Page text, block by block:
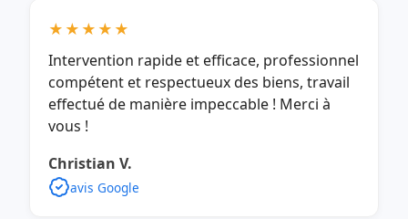
★★★★★
Intervention rapide et efficace, professionnel
compétent et respectueux des biens, travail
effectué de manière impeccable ! Merci à
vous !
Christian V.
avis Google